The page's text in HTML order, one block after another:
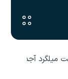
میلگرد آجدار